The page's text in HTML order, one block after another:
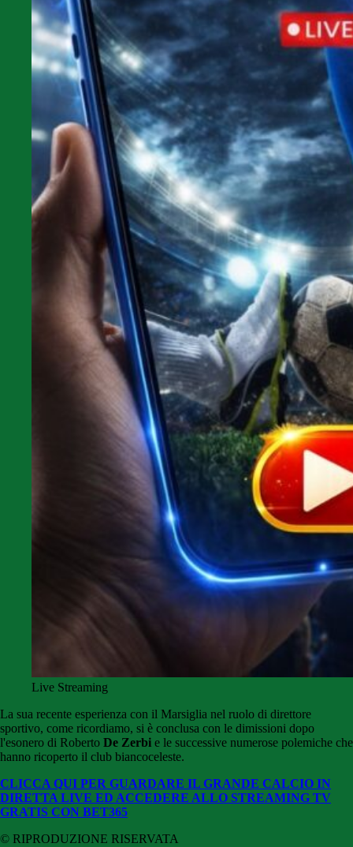
Live Streaming
La sua recente esperienza con il Marsiglia nel ruolo di direttore
sportivo, come ricordiamo, si è conclusa con le dimissioni dopo
l'esonero di Roberto De Zerbi e le successive numerose polemiche che
hanno ricoperto il club biancoceleste.
CLICCA QUI PER GUARDARE IL GRANDE CALCIO IN
DIRETTA LIVE ED ACCEDERE ALLO STREAMING TV
GRATIS CON BET365
© RIPRODUZIONE RISERVATA